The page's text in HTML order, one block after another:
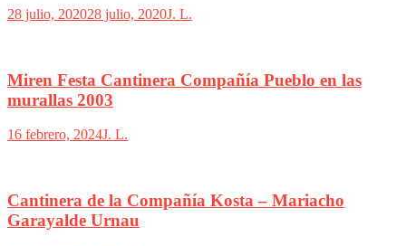
28 julio, 202028 julio, 2020J. L.
Miren Festa Cantinera Compañía Pueblo en las
murallas 2003
16 febrero, 2024J. L.
Cantinera de la Compañía Kosta – Mariacho
Garayalde Urnau